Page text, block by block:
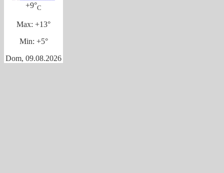
+9°C
Max: +13°
Min: +5°
Dom, 09.08.2026